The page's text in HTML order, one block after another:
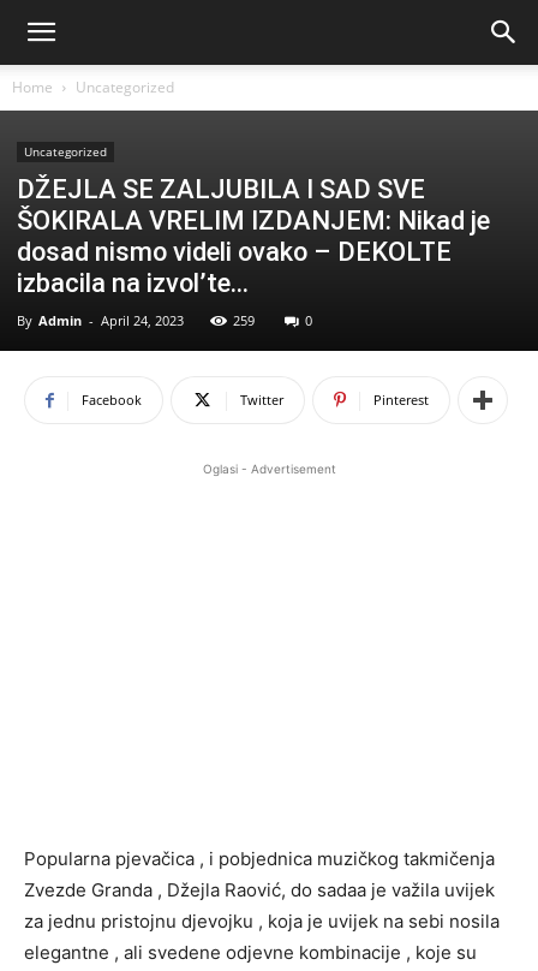
Home Uncategorized
Uncategorized
DŽEJLA SE ZALJUBILA I SAD SVE
ŠOKIRALA VRELIM IZDANJEM: Nikad je
dosad nismo videli ovako – DEKOLTE
izbacila na izvol’te…
By Admin - April 24, 2023 259 0
Facebook Twitter Pinterest
Oglasi - Advertisement
Popularna pjevačica , i pobjednica muzičkog takmičenja
Zvezde Granda , Džejla Raović, do sadaa je važila uvijek
za jednu pristojnu djevojku , koja je uvijek na sebi nosila
elegantne , ali svedene odjevne kombinacije , koje su